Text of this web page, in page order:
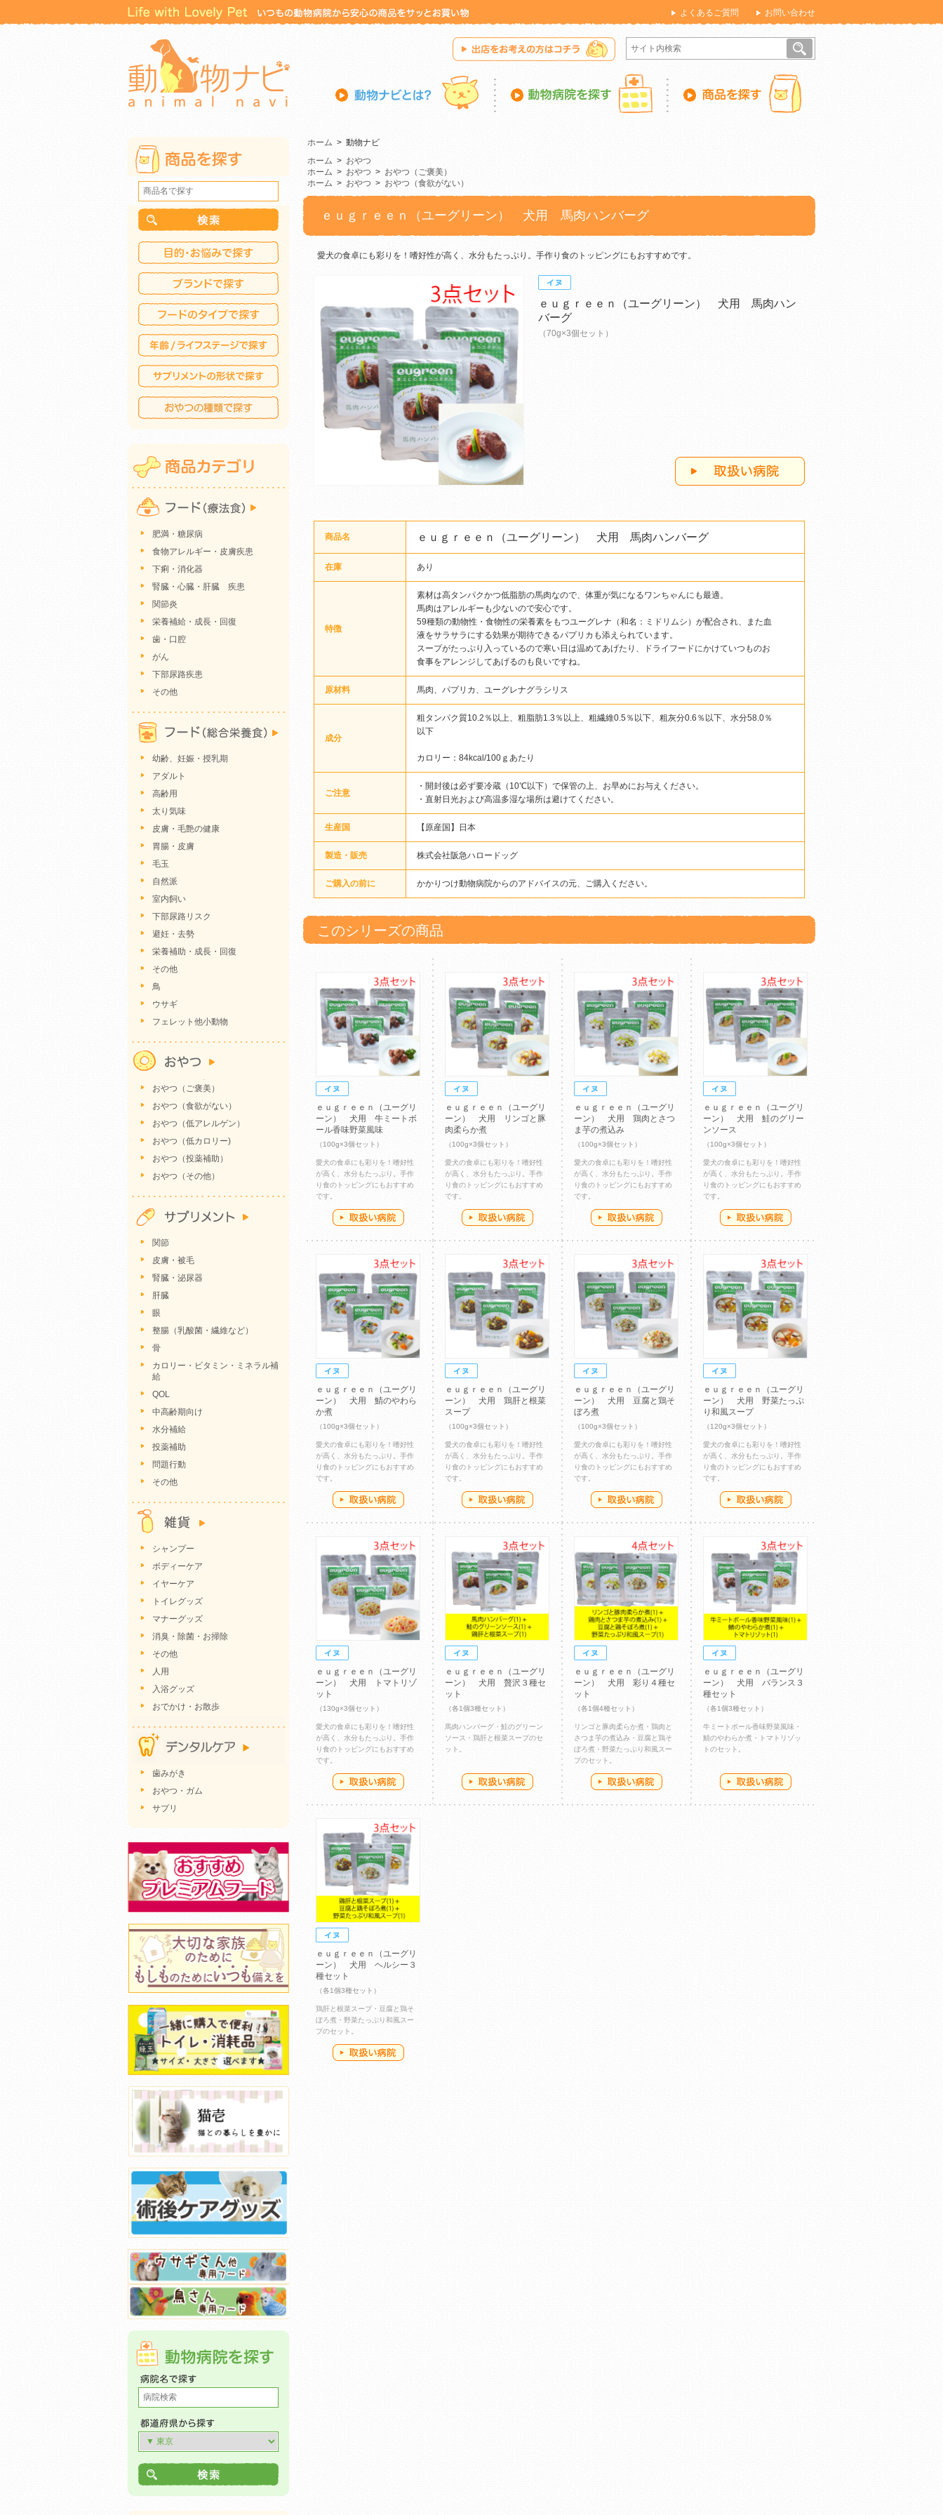
よくあるご質問 お問い合わせ
ホーム > 動物ナビ
ホーム > おやつ
ホーム > おやつ > おやつ（ご褒美）
ホーム > おやつ > おやつ（食欲がない）
ｅｕｇｒｅｅｎ（ユーグリーン） 犬用 馬肉ハンバーグ
愛犬の食卓にも彩りを！嗜好性が高く、水分もたっぷり。手作り食のトッピングにもおすすめです。
ｅｕｇｒｅｅｎ（ユーグリーン） 犬用 馬肉ハン
バーグ
（70g×3個セット）
商品名 ｅｕｇｒｅｅｎ（ユーグリーン） 犬用 馬肉ハンバーグ
在庫 あり
特徴
素材は高タンパクかつ低脂肪の馬肉なので、体重が気になるワンちゃんにも最適。
馬肉はアレルギーも少ないので安心です。
59種類の動物性・食物性の栄養素をもつユーグレナ（和名：ミドリムシ）が配合され、また血
液をサラサラにする効果が期待できるパプリカも添えられています。
スープがたっぷり入っているので寒い日は温めてあげたり、ドライフードにかけていつものお
食事をアレンジしてあげるのも良いですね。
原材料 馬肉、パプリカ、ユーグレナグラシリス
成分
粗タンパク質10.2％以上、粗脂肪1.3％以上、粗繊維0.5％以下、粗灰分0.6％以下、水分58.0％
以下
カロリー：84kcal/100ｇあたり
ご注意
・開封後は必ず要冷蔵（10℃以下）で保管の上、お早めにお与えください。
・直射日光および高温多湿な場所は避けてください。
生産国 【原産国】日本
製造・販売 株式会社阪急ハロードッグ
ご購入の前に かかりつけ動物病院からのアドバイスの元、ご購入ください。
このシリーズの商品
ｅｕｇｒｅｅｎ（ユーグリ
ーン） 犬用 牛ミートボ
ール香味野菜風味
（100g×3個セット）
愛犬の食卓にも彩りを！嗜好性
が高く、水分もたっぷり。手作
り食のトッピングにもおすすめ
です。
ｅｕｇｒｅｅｎ（ユーグリ
ーン） 犬用 リンゴと豚
肉柔らか煮
（100g×3個セット）
愛犬の食卓にも彩りを！嗜好性
が高く、水分もたっぷり。手作
り食のトッピングにもおすすめ
です。
ｅｕｇｒｅｅｎ（ユーグリ
ーン） 犬用 鶏肉とさつ
ま芋の煮込み
（100g×3個セット）
愛犬の食卓にも彩りを！嗜好性
が高く、水分もたっぷり。手作
り食のトッピングにもおすすめ
です。
ｅｕｇｒｅｅｎ（ユーグリ
ーン） 犬用 鮭のグリー
ンソース
（100g×3個セット）
愛犬の食卓にも彩りを！嗜好性
が高く、水分もたっぷり。手作
り食のトッピングにもおすすめ
です。
ｅｕｇｒｅｅｎ（ユーグリ
ーン） 犬用 鯖のやわら
か煮
（100g×3個セット）
愛犬の食卓にも彩りを！嗜好性
が高く、水分もたっぷり。手作
り食のトッピングにもおすすめ
です。
ｅｕｇｒｅｅｎ（ユーグリ
ーン） 犬用 鶏肝と根菜
スープ
（100g×3個セット）
愛犬の食卓にも彩りを！嗜好性
が高く、水分もたっぷり。手作
り食のトッピングにもおすすめ
です。
ｅｕｇｒｅｅｎ（ユーグリ
ーン） 犬用 豆腐と鶏そ
ぼろ煮
（100g×3個セット）
愛犬の食卓にも彩りを！嗜好性
が高く、水分もたっぷり。手作
り食のトッピングにもおすすめ
です。
ｅｕｇｒｅｅｎ（ユーグリ
ーン） 犬用 野菜たっぷ
り和風スープ
（120g×3個セット）
愛犬の食卓にも彩りを！嗜好性
が高く、水分もたっぷり。手作
り食のトッピングにもおすすめ
です。
ｅｕｇｒｅｅｎ（ユーグリ
ーン） 犬用 トマトリゾ
ット
（130g×3個セット）
愛犬の食卓にも彩りを！嗜好性
が高く、水分もたっぷり。手作
り食のトッピングにもおすすめ
です。
ｅｕｇｒｅｅｎ（ユーグリ
ーン） 犬用 贅沢３種セ
ット
（各1個3種セット）
馬肉ハンバーグ・鮭のグリーン
ソース・鶏肝と根菜スープのセ
ット。
ｅｕｇｒｅｅｎ（ユーグリ
ーン） 犬用 彩り４種セ
ット
（各1個4種セット）
リンゴと豚肉柔らか煮・鶏肉と
さつま芋の煮込み・豆腐と鶏そ
ぼろ煮・野菜たっぷり和風スー
プのセット。
ｅｕｇｒｅｅｎ（ユーグリ
ーン） 犬用 バランス３
種セット
（各1個3種セット）
牛ミートボール香味野菜風味・
鯖のやわらか煮・トマトリゾッ
トのセット。
ｅｕｇｒｅｅｎ（ユーグリ
ーン） 犬用 ヘルシー３
種セット
（各1個3種セット）
鶏肝と根菜スープ・豆腐と鶏そ
ぼろ煮・野菜たっぷり和風スー
プのセット。
肥満・糖尿病
食物アレルギー・皮膚疾患
下痢・消化器
腎臓・心臓・肝臓 疾患
関節炎
栄養補給・成長・回復
歯・口腔
がん
下部尿路疾患
その他
幼齢、妊娠・授乳期
アダルト
高齢用
太り気味
皮膚・毛艶の健康
胃腸・皮膚
毛玉
自然派
室内飼い
下部尿路リスク
避妊・去勢
栄養補助・成長・回復
その他
鳥
ウサギ
フェレット他小動物
おやつ（ご褒美）
おやつ（食欲がない）
おやつ（低アレルゲン）
おやつ（低カロリー)
おやつ（投薬補助）
おやつ（その他）
関節
皮膚・被毛
腎臓・泌尿器
肝臓
眼
整腸（乳酸菌・繊維など）
骨
カロリー・ビタミン・ミネラル補
給
QOL
中高齢期向け
水分補給
投薬補助
問題行動
その他
シャンプー
ボディーケア
イヤーケア
トイレグッズ
マナーグッズ
消臭・除菌・お掃除
その他
人用
入浴グッズ
おでかけ・お散歩
歯みがき
おやつ・ガム
サプリ